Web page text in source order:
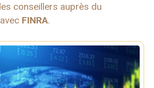
conseillers auprès du
FINRA.